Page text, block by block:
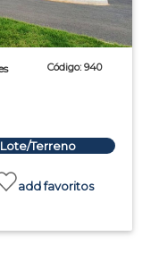
Código: 940
Lote/Terreno
add favoritos